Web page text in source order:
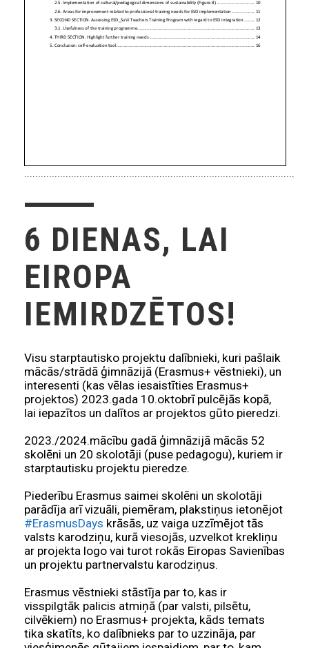
6 DIENAS, LAI
EIROPA
IEMIRDZĒTOS!
Visu starptautisko projektu dalībnieki, kuri pašlaik
mācās/strādā ģimnāzijā (Erasmus+ vēstnieki), un
interesenti (kas vēlas iesaistīties Erasmus+
projektos) 2023.gada 10.oktobrī pulcējās kopā,
lai iepazītos un dalītos ar projektos gūto pieredzi.
2023./2024.mācību gadā ģimnāzijā mācās 52
skolēni un 20 skolotāji (puse pedagogu), kuriem ir
starptautisku projektu pieredze.
Piederību Erasmus saimei skolēni un skolotāji
parādīja arī vizuāli, piemēram, plakstiņus ietonējot
#ErasmusDays krāsās, uz vaiga uzzīmējot tās
valsts karodziņu, kurā viesojās, uzvelkot krekliņu
ar projekta logo vai turot rokās Eiropas Savienības
un projektu partnervalstu karodziņus.
Erasmus vēstnieki stāstīja par to, kas ir
visspilgtāk palicis atmiņā (par valsti, pilsētu,
cilvēkiem) no Erasmus+ projekta, kāds temats
tika skatīts, ko dalībnieks par to uzzināja, par